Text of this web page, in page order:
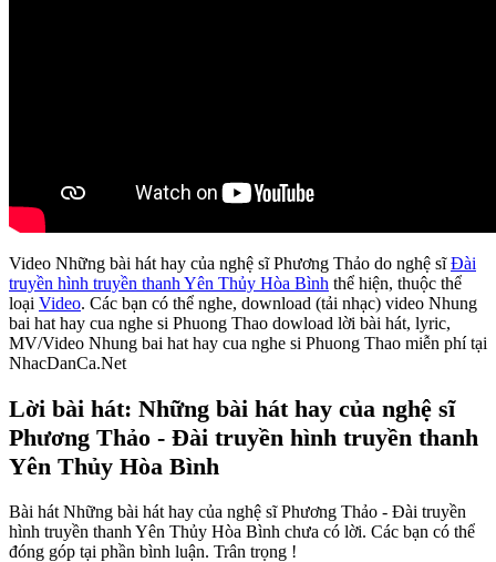
Video Những bài hát hay của nghệ sĩ Phương Thảo do nghệ sĩĐài
truyền hình truyền thanh Yên Thủy Hòa Bình thể hiện, thuộc thể
loại Video. Các bạn có thể nghe, download (tải nhạc) video Nhung
bai hat hay cua nghe si Phuong Thao dowload lời bài hát, lyric,
MV/Video Nhung bai hat hay cua nghe si Phuong Thao miễn phí tại
NhacDanCa.Net
Lời bài hát: Những bài hát hay của nghệ sĩ
Phương Thảo - Đài truyền hình truyền thanh
Yên Thủy Hòa Bình
Bài hát Những bài hát hay của nghệ sĩ Phương Thảo - Đài truyền
hình truyền thanh Yên Thủy Hòa Bình chưa có lời. Các bạn có thể
đóng góp tại phần bình luận. Trân trọng !